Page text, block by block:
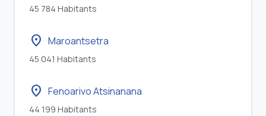
45 784 Habitants
location_on Maroantsetra
45 041 Habitants
location_on Fenoarivo Atsinanana
44 199 Habitants